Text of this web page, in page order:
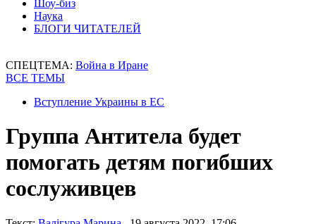
Шоу-биз
Наука
БЛОГИ ЧИТАТЕЛЕЙ
СПЕЦТЕМА: Война в Иране
ВСЕ ТЕМЫ
Вступление Украины в ЕС
Группа Антитела будет
помогать детям погибших
сослуживцев